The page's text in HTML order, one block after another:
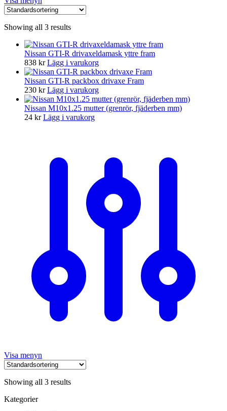
Showing all 3 results
Nissan GTI-R drivaxeldamask yttre fram
838 kr Lägg i varukorg
Nissan GTI-R packbox drivaxe Fram
230 kr Lägg i varukorg
Nissan M10x1.25 mutter (grenrör, fjäderben mm)
24 kr Lägg i varukorg
Visa menyn
Showing all 3 results
Kategorier